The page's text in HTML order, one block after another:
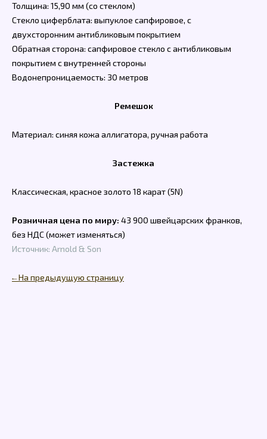
Толщина: 15,90 мм (со стеклом)
Стекло циферблата: выпуклое сапфировое, с
двухсторонним антибликовым покрытием
Обратная сторона: сапфировое стекло с антибликовым
покрытием с внутренней стороны
Водонепроницаемость: 30 метров
Ремешок
Материал: синяя кожа аллигатора, ручная работа
Застежка
Классическая, красное золото 18 карат (5N)
Розничная цена по миру: 43 900 швейцарских франков,
без НДС (может изменяться)
Источник: Arnold & Son
← На предыдущую страницу